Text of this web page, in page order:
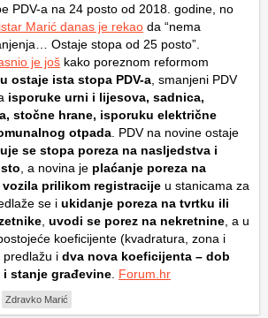
PDV-a na 24 posto od 2018. godine, no
Marić danas je rekao da “nema
Ostaje stopa od 25 posto”.
je još kako poreznom reformom
ostaje ista stopa PDV-a, smanjeni PDV
isporuke urni i lijesova, sadnica,
stočne hrane, isporuku električne
otpada. PDV na novine ostaje
se stopa poreza na nasljedstva i
, a novina je plaćanje poreza na
prilikom registracije u stanicama za
se i ukidanje poreza na tvrtku ili
, uvodi se porez na nekretnine, a u
koeficijente (kvadratura, zona i
predlažu i dva nova koeficijenta – dob
stanje građevine. Forum.hr
Zdravko Marić